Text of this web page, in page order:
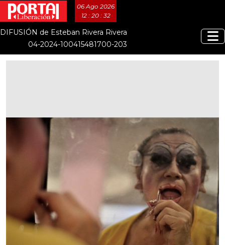
06 Ago 2026
12 : 20 : 33
DIFUSIÓN de Esteban Rivera Rivera
04-2024-100415481700-203